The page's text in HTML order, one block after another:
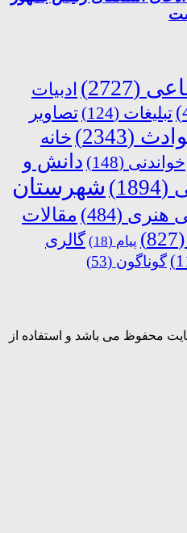
(2727)
ادبیات
تبلیغات (124)
تصاویر
(2343)
خانه
خواندنی (148)
دانش و
(1894)
شهرستان
هنری (484)
مقالات
(827) پیام (18)
گالری
گوناگون (53)
محفوظ می باشد و استفاده از